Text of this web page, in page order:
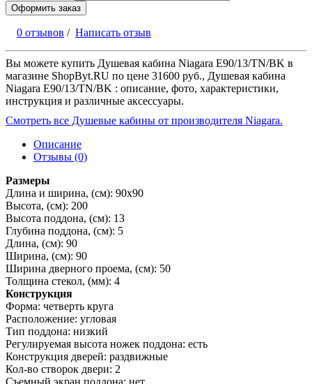
Оформить заказ
0 отзывов / Написать отзыв
Вы можете купить Душевая кабина Niagara E90/13/TN/BK в
магазине ShopByt.RU по цене 31600 руб., Душевая кабина
Niagara E90/13/TN/BK : описание, фото, характеристики,
инструкция и различные аксессуары.
Смотреть все Душевые кабины от производителя Niagara.
Описание
Отзывы (0)
Размеры
Длина и ширина, (см): 90x90
Высота, (см): 200
Высота поддона, (см): 13
Глубина поддона, (см): 5
Длина, (см): 90
Ширина, (см): 90
Ширина дверного проема, (см): 50
Толщина стекол, (мм): 4
Конструкция
Форма: четверть круга
Расположение: угловая
Тип поддона: низкий
Регулируемая высота ножек поддона: есть
Конструкция дверей: раздвижные
Кол-во створок двери: 2